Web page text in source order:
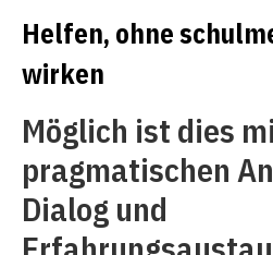
Helfen, ohne
wirken
Möglich ist dies
pragmatischen
Dialog und